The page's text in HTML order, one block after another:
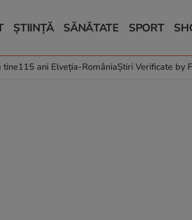
ȘTIINȚĂ
Schimbări climatice
SĂNĂTATE
Relații
Rețete culinare
SPORT
tine115 ani Elveția-RomâniaȘtiri Verificate by